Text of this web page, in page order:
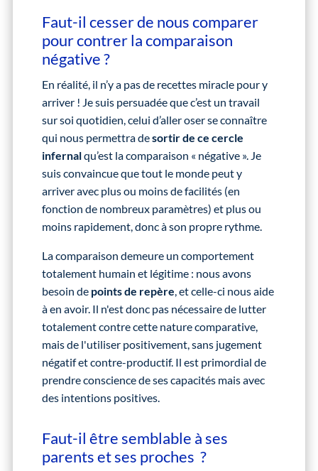
Faut-il cesser de nous comparer
pour contrer la comparaison
négative ?
En réalité, il n’y a pas de recettes miracle pour y
arriver ! Je suis persuadée que c’est un travail
sur soi quotidien, celui d’aller oser se connaître
qui nous permettra desortir de ce cercle
infernalqu’est la comparaison « négative ». Je
suis convaincue que tout le monde peut y
arriver avec plus ou moins de facilités (en
fonction de nombreux paramètres) et plus ou
moins rapidement, donc à son propre rythme.
La comparaison demeure un comportement
totalement humain et légitime : nous avons
besoin de points de repère, et celle-ci nous aide
à en avoir. Il n'est donc pas nécessaire de lutter
totalement contre cette nature comparative,
mais de l'utiliser positivement, sans jugement
négatif et contre-productif. Il est primordial de
prendre conscience de ses capacités mais avec
des intentions positives.
Faut-il être semblable à ses
parents et ses proches ?